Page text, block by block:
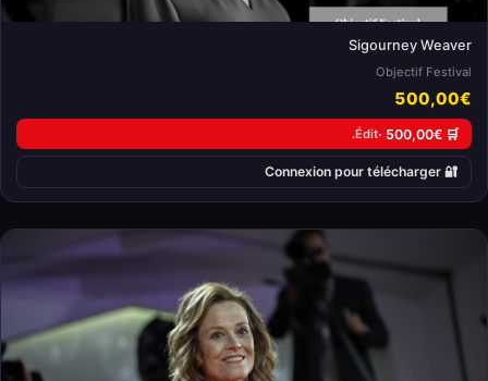
Sigourney Weaver
Objectif Festival
500,00€
🛒 500,00€ ·
Édit.
🔐 Connexion pour télécharger